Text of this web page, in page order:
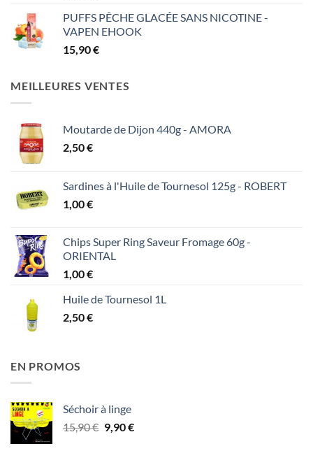
PUFFS PÊCHE GLACÉE SANS NICOTINE -
VAPEN EHOOK
15,90€
MEILLEURES VENTES
Moutarde de Dijon 440g - AMORA
2,50€
Sardines à l'Huile de Tournesol 125g - ROBERT
1,00€
Chips Super Ring Saveur Fromage 60g -
ORIENTAL
1,00€
Huile de Tournesol 1L
2,50€
EN PROMOS
Séchoir à linge
15,90€ Le
9,90€Le